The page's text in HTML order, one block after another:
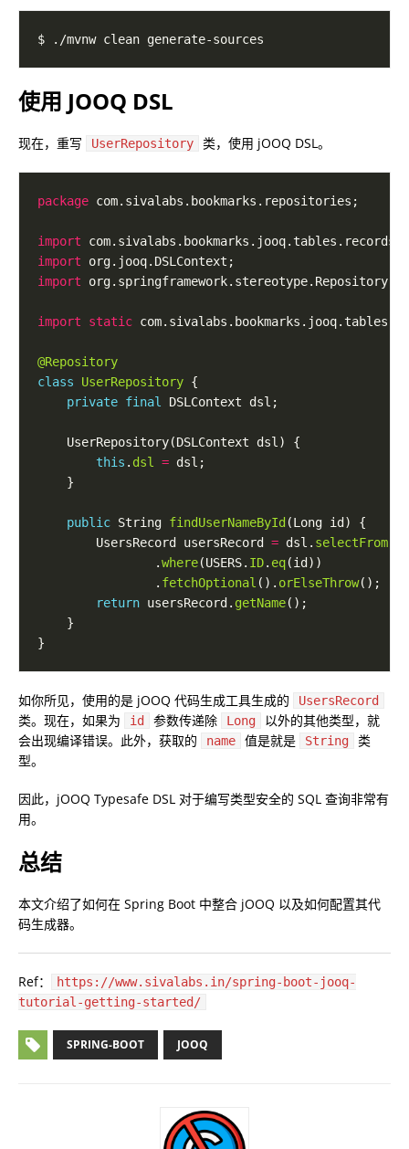
使用 JOOQ DSL
现在，重写 UserRepository 类，使用 jOOQ DSL。
package
import
import
import
import static
@Repository
class
UserRepository
private final
this . dsl =
public String findUserNameById
        UsersRecord usersRecord
= dsl. selectFrom
                .
where(USERS. ID. eq
                .
fetchOptional (). orElseThrow
return usersRecord. getName
如你所见，使用的是 jOOQ 代码生成工具生成的 UsersRecord
类。现在，如果为 id 参数传递除 Long
以外的其他类型，就
会出现编译错误。此外，获取的
name 值是就是 String
类
型。
因此，jOOQ Typesafe DSL 对于编写类型安全的 SQL 查询非常有
用。
总结
本文介绍了如何在 Spring Boot 中整合 jOOQ 以及如何配置其代
码生成器。
Ref：
https://www.sivalabs.in/spring-boot-jooq-
tutorial-getting-started/
SPRING-BOOT JOOQ